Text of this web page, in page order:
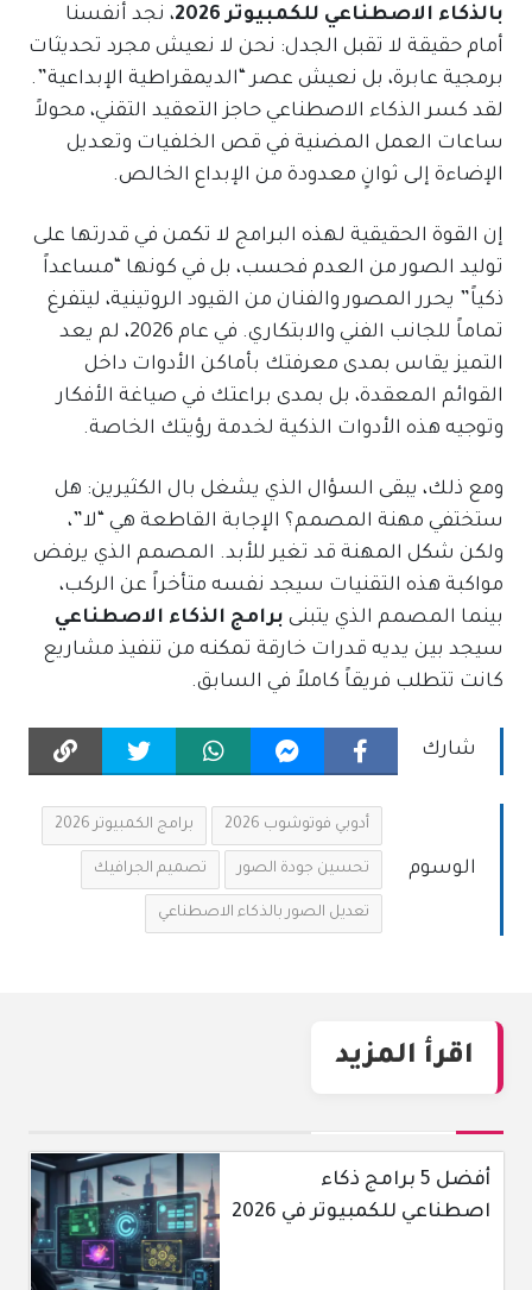
بالذكاء الاصطناعي للكمبيوتر 2026
، نجد أنفسنا
أمام حقيقة لا تقبل الجدل: نحن لا نعيش مجرد تحديثات
برمجية عابرة، بل نعيش عصر “الديمقراطية الإبداعية”.
لقد كسر الذكاء الاصطناعي حاجز التعقيد التقني، محولاً
ساعات العمل المضنية في قص الخلفيات وتعديل
الإضاءة إلى ثوانٍ معدودة من الإبداع الخالص.
إن القوة الحقيقية لهذه البرامج لا تكمن في قدرتها على
توليد الصور من العدم فحسب، بل في كونها “مساعداً
ذكياً” يحرر المصور والفنان من القيود الروتينية، ليتفرغ
تماماً للجانب الفني والابتكاري. في عام 2026، لم يعد
التميز يقاس بمدى معرفتك بأماكن الأدوات داخل
القوائم المعقدة، بل بمدى براعتك في صياغة الأفكار
وتوجيه هذه الأدوات الذكية لخدمة رؤيتك الخاصة.
ومع ذلك، يبقى السؤال الذي يشغل بال الكثيرين: هل
ستختفي مهنة المصمم؟ الإجابة القاطعة هي “لا”،
ولكن شكل المهنة قد تغير للأبد. المصمم الذي يرفض
مواكبة هذه التقنيات سيجد نفسه متأخراً عن الركب،
بينما المصمم الذي يتبنى برامج الذكاء الاصطناعي
سيجد بين يديه قدرات خارقة تمكنه من تنفيذ مشاريع
كانت تتطلب فريقاً كاملاً في السابق.
شارك
الوسوم
أدوبي فوتوشوب 2026 برامج الكمبيوتر 2026
تحسين جودة الصور تصميم الجرافيك
تعديل الصور بالذكاء الاصطناعي
اقرأ المزيد
أفضل 5 برامج ذكاء
اصطناعي للكمبيوتر في 2026